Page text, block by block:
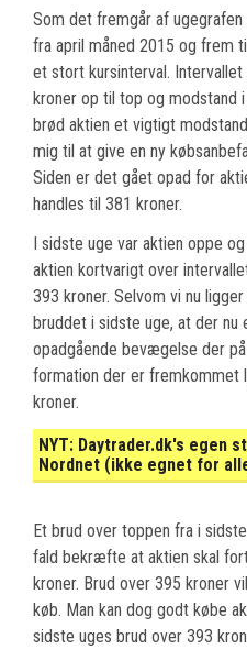
Som det fremgår af ugegrafen
fra april måned 2015 og frem
et stort kursinterval.
kroner op til top og modstand
brød aktien et vigtigt
mig til at give en ny
Siden er det gået opad for
handles til 381 kroner.
I sidste uge var aktien oppe
aktien kortvarigt over
393 kroner. Selvom vi nu
bruddet i sidste uge, at der
opadgående bevægelse der
formation der er fremkommet
kroner.
NYT: Daytrader.dk's egen
Nordnet (ikke egnet for
Et brud over toppen fra i
fald bekræfte at aktien skal
kroner. Brud over 395 kroner
køb. Man kan dog godt købe
sidste uges brud over 393